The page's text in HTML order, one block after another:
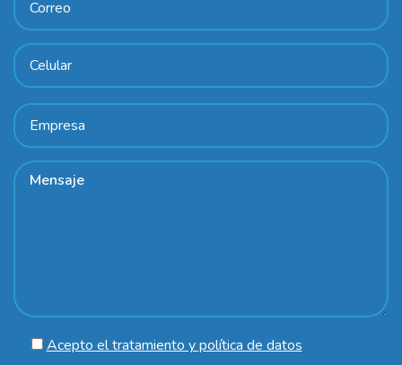
Acepto el tratamiento y política de datos